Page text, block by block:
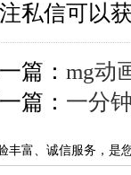
私信可以
一篇： mg动
篇： 一分
丰富、诚信服务，是